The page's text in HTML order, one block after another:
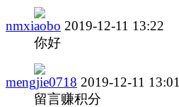
nmxiaobo 2019-12-11 13:22
你好
mengjie0718 2019-12-11 13:01
留言赚积分